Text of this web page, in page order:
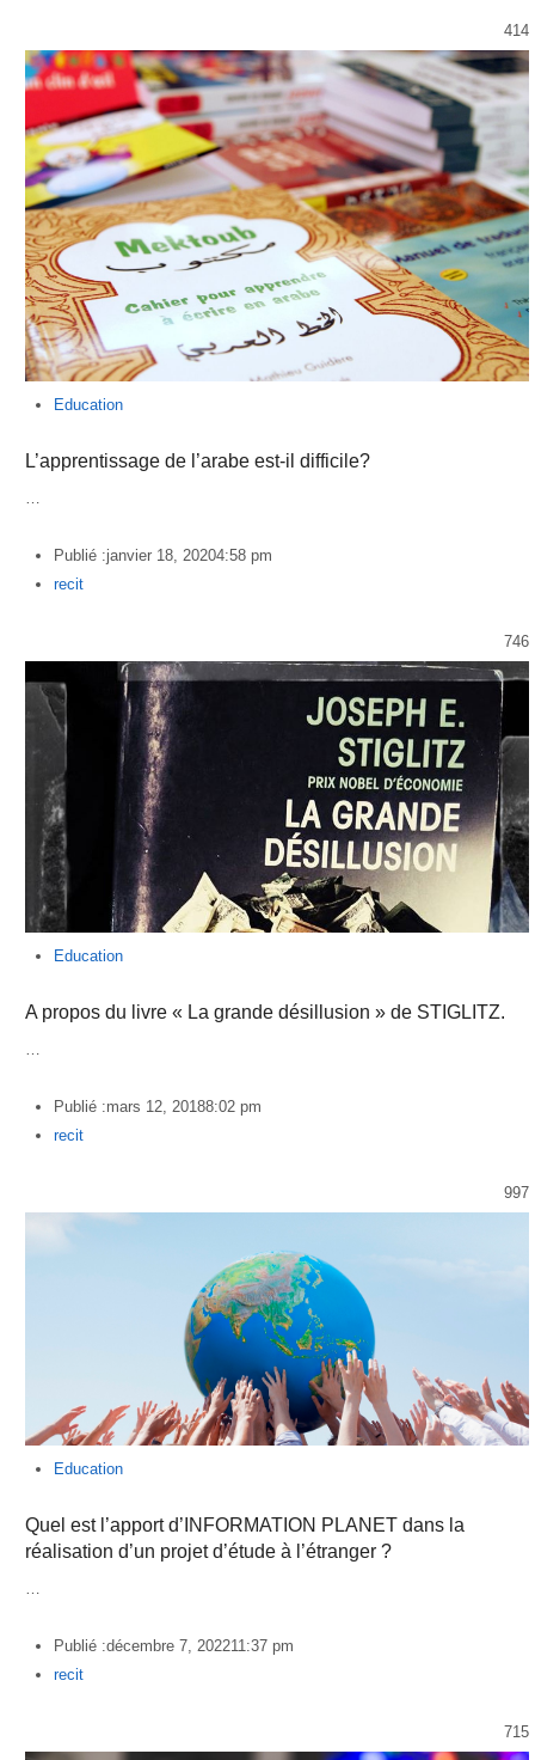
414
Education
L’apprentissage de l’arabe est-il difficile?
…
Publié :janvier 18, 20204:58 pm
Author
recit
746
Education
A propos du livre « La grande désillusion » de STIGLITZ.
…
Publié :mars 12, 20188:02 pm
Author
recit
997
Education
Quel est l’apport d’INFORMATION PLANET dans la
réalisation d’un projet d’étude à l’étranger ?
Publié :décembre 7, 202211:37 pm
Author
recit
715